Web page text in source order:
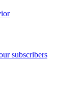
subscribers